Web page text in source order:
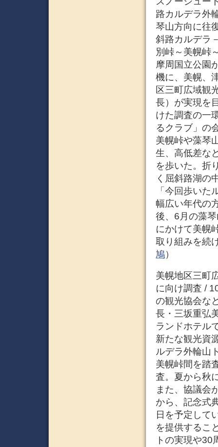
路カルデラ外
琴山方向に往
斜路カルデラ
別峠～美幌峠
摩周国立公園
機に、美幌、
区三町広域観
長）が実現を
けた調査の一
るクラブ」の
美幌峠や藻琴
生、高低差な
を歩いた。折
く屈斜路湖の
「今回歩い
幅広い年代の
後、6月の藻
にかけて美幌
取り組みを続
鳩）
美幌地区三町
に向け調査 /
の観光協会な
長・三坂重弘
ランドホテル
新たな観光資
ルデラ外輪山
美幌峠間を踏
査。夏から秋
また、協議会
から、記念式
日を予定して
を提供するこ
トの実現や30